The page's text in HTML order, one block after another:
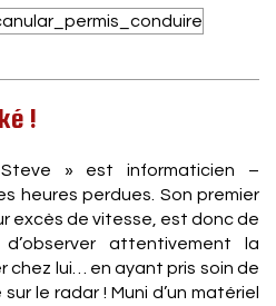
!
» est informaticien –
heures perdues. Son premier
excès de vitesse, est donc de
attentivement la
chez lui… en ayant pris soin de
le radar ! Muni d’un matériel